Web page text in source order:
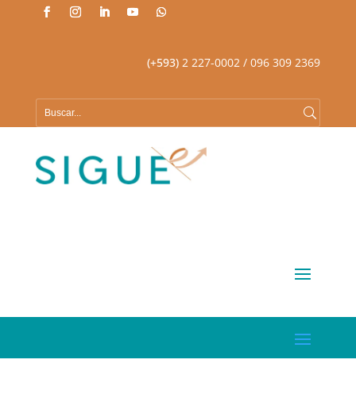
(+593)2 227-0002 / 096 309 2369